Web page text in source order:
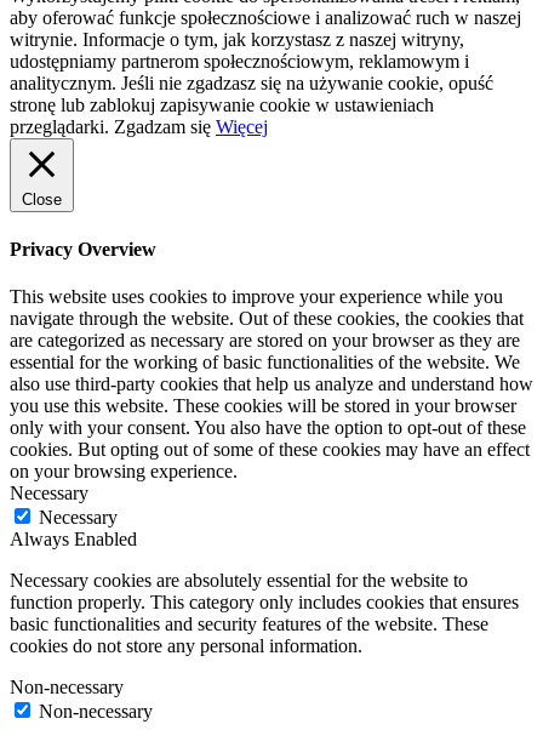
aby oferować funkcje społecznościowe i analizować ruch w naszej
witrynie. Informacje o tym, jak korzystasz z naszej witryny,
udostępniamy partnerom społecznościowym, reklamowym i
analitycznym. Jeśli nie zgadzasz się na używanie cookie, opuść
stronę lub zablokuj zapisywanie cookie w ustawieniach
przeglądarki. Zgadzam się Więcej
Close
Privacy Overview
This website uses cookies to improve your experience while you
navigate through the website. Out of these cookies, the cookies that
are categorized as necessary are stored on your browser as they are
essential for the working of basic functionalities of the website. We
also use third-party cookies that help us analyze and understand how
you use this website. These cookies will be stored in your browser
only with your consent. You also have the option to opt-out of these
cookies. But opting out of some of these cookies may have an effect
on your browsing experience.
Necessary
Necessary
Always Enabled
Necessary cookies are absolutely essential for the website to
function properly. This category only includes cookies that ensures
basic functionalities and security features of the website. These
cookies do not store any personal information.
Non-necessary
Non-necessary